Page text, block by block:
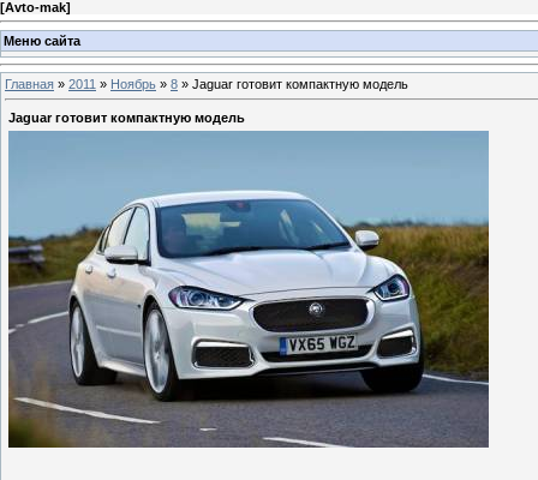
[Avto-mak]
Меню сайта
Главная » 2011 » Ноябрь » 8 » Jaguar готовит компактную модель
Jaguar готовит компактную модель